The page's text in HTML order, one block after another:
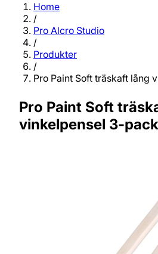
Home
/
Pro Alcro Studio
/
Produkter
/
Pro Paint Soft träskaft lång
Pro Paint Soft
vinkelpensel 3-pack